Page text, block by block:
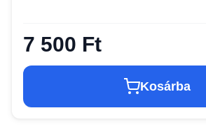
7 500 Ft
Kosárba